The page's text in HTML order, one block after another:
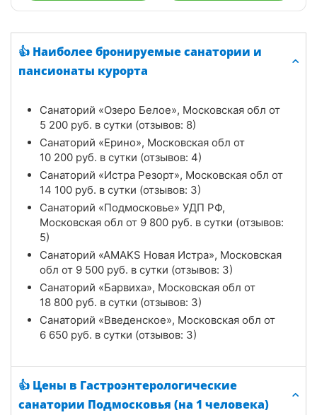
👍 Наиболее бронируемые санатории и
пансионаты курорта
Санаторий «Озеро Белое», Московская обл от
5 200 руб. в сутки (отзывов: 8)
Санаторий «Ерино», Московская обл от
10 200 руб. в сутки (отзывов: 4)
Санаторий «Истра Резорт», Московская обл от
14 100 руб. в сутки (отзывов: 3)
Санаторий «Подмосковье» УДП РФ,
Московская обл от 9 800 руб. в сутки (отзывов:
5)
Санаторий «АMAKS Новая Истра», Московская
обл от 9 500 руб. в сутки (отзывов: 3)
Санаторий «Барвиха», Московская обл от
18 800 руб. в сутки (отзывов: 3)
Санаторий «Введенское», Московская обл от
6 650 руб. в сутки (отзывов: 3)
👍 Цены в Гастроэнтерологические
санатории Подмосковья (на 1 человека)